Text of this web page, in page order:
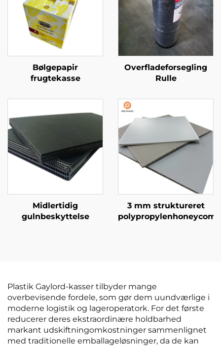
Bølgepapir
frugtekasse
Overfladeforsegling
Rulle
Midlertidig
gulnbeskyttelse
3 mm struktureret
Plastik Gaylord-kasser tilbyder mange
overbevisende fordele, som gør dem uundværlige i
moderne logistik og lageroperatork. For det første
reducerer deres ekstraordinære holdbarhed
markant udskiftningomkostninger sammenlignet
med traditionelle emballageløsninger, da de kan